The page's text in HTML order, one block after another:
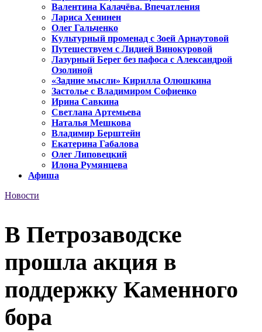
Валентина Калачёва. Впечатления
Лариса Хенинен
Олег Гальченко
Культурный променад с Зоей Арнаутовой
Путешествуем с Лидией Винокуровой
Лазурный Берег без пафоса с Александрой
Озолиной
«Задние мысли» Кирилла Олюшкина
Застолье с Владимиром Софиенко
Ирина Савкина
Светлана Артемьева
Наталья Мешкова
Владимир Берштейн
Екатерина Габалова
Олег Липовецкий
Илона Румянцева
Афиша
Новости
В Петрозаводске
прошла акция в
поддержку Каменного
бора